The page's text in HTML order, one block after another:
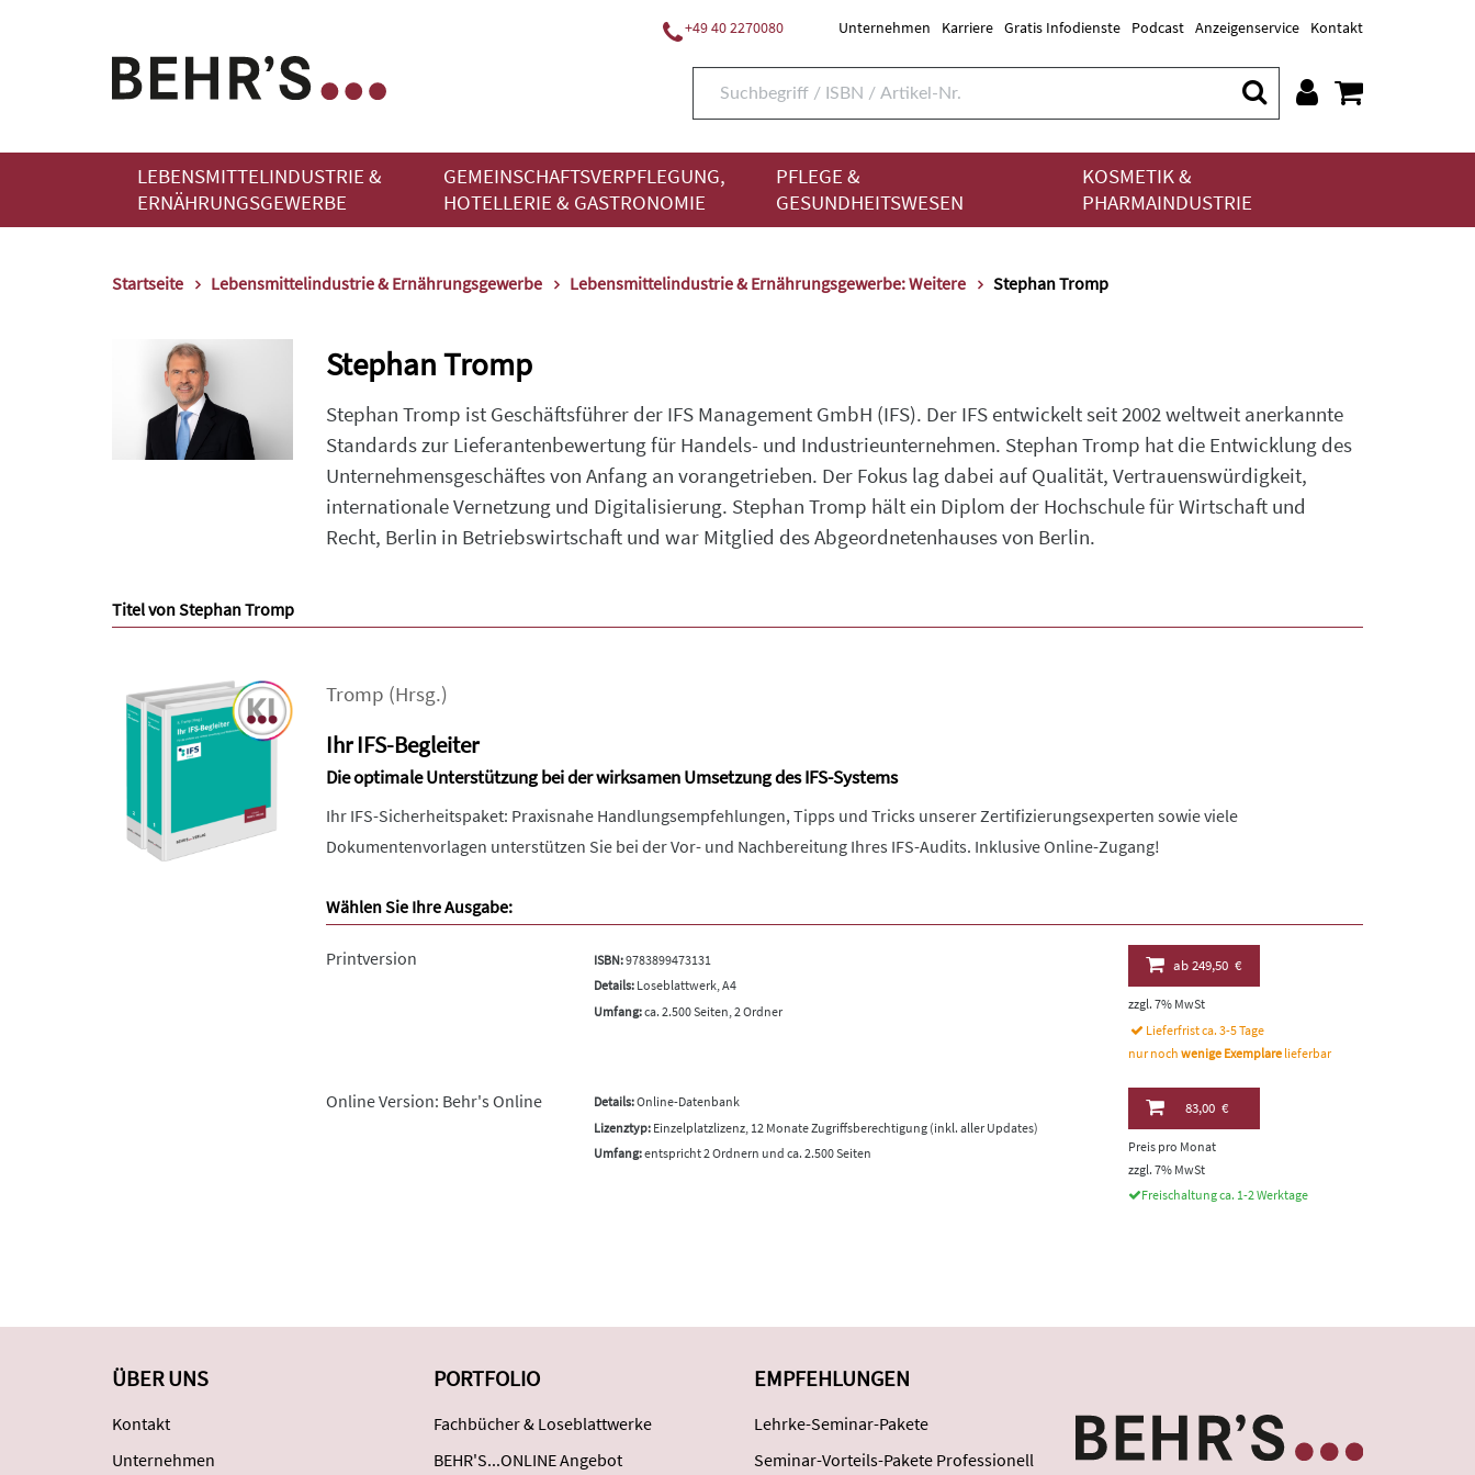
+49 40 2270080 Unternehmen Karriere Gratis Infodienste Podcast Anzeigenservice Kontakt
LEBENSMITTELINDUSTRIE &
ERNÄHRUNGSGEWERBE
GEMEINSCHAFTSVERPFLEGUNG,
HOTELLERIE & GASTRONOMIE
PFLEGE &
GESUNDHEITSWESEN
KOSMETIK &
PHARMAINDUSTRIE
Startseite Lebensmittelindustrie & Ernährungsgewerbe Lebensmittelindustrie & Ernährungsgewerbe: Weitere Stephan Tromp
Stephan Tromp
Stephan Tromp ist Geschäftsführer der IFS Management GmbH (IFS). Der IFS entwickelt seit 2002 weltweit anerkannte
Standards zur Lieferantenbewertung für Handels- und Industrieunternehmen. Stephan Tromp hat die Entwicklung des
Unternehmensgeschäftes von Anfang an vorangetrieben. Der Fokus lag dabei auf Qualität, Vertrauenswürdigkeit,
internationale Vernetzung und Digitalisierung. Stephan Tromp hält ein Diplom der Hochschule für Wirtschaft und
Recht, Berlin in Betriebswirtschaft und war Mitglied des Abgeordnetenhauses von Berlin.
Titel von Stephan Tromp
Tromp (Hrsg.)
Ihr IFS-Begleiter
Die optimale Unterstützung bei der wirksamen Umsetzung des IFS-Systems
Ihr IFS-Sicherheitspaket: Praxisnahe Handlungsempfehlungen, Tipps und Tricks unserer Zertifizierungsexperten sowie viele
Dokumentenvorlagen unterstützen Sie bei der Vor- und Nachbereitung Ihres IFS-Audits. Inklusive Online-Zugang!
Wählen Sie Ihre Ausgabe:
Printversion ISBN:9783899473131
Details:Loseblattwerk, A4
Umfang:ca. 2.500 Seiten, 2 Ordner
ab249,50 €
zzgl. 7% MwSt
Lieferfrist ca. 3-5 Tage
nur nochwenige Exemplare lieferbar
Online Version: Behr's Online Details:Online-Datenbank
Lizenztyp:Einzelplatzlizenz, 12 Monate Zugriffsberechtigung (inkl. aller Updates)
Umfang:entspricht 2 Ordnern und ca. 2.500 Seiten
83,00 €
Preis pro Monat
zzgl. 7% MwSt
Freischaltung ca. 1-2 Werktage
ÜBER UNS
Kontakt
Unternehmen
PORTFOLIO
Fachbücher & Loseblattwerke
BEHR'S...ONLINE Angebot
EMPFEHLUNGEN
Lehrke-Seminar-Pakete
Seminar-Vorteils-Pakete Professionell